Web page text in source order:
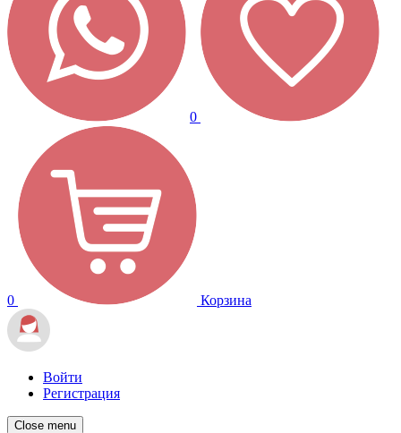
0
0 Корзина
Войти
Регистрация
Close menu